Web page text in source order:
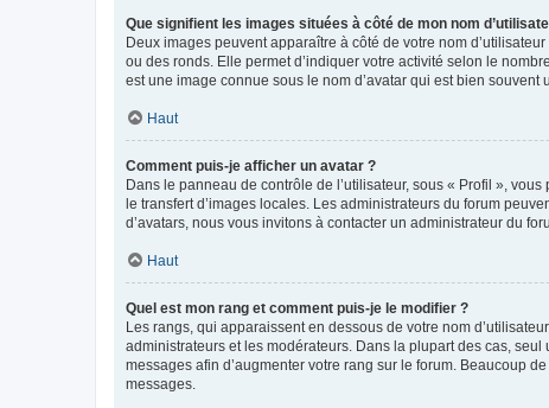
Que signifient les images situées à côté de mon nom
Deux images peuvent apparaître à côté de votre nom
ou des ronds. Elle permet d’indiquer votre activité selon le
est une image connue sous le nom d’avatar qui est bien
Haut
Comment puis-je afficher un avatar ?
Dans le panneau de contrôle de l’utilisateur, sous « Profil »,
le transfert d’images locales. Les administrateurs du forum
d’avatars, nous vous invitons à contacter un administrateur du
Haut
Quel est mon rang et comment puis-je le modifier ?
Les rangs, qui apparaissent en dessous de votre nom
administrateurs et les modérateurs. Dans la plupart des cas,
messages afin d’augmenter votre rang sur le forum. Beaucoup
messages.